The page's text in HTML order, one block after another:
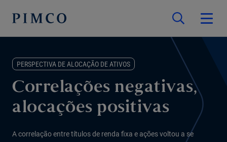
PERSPECTIVA DE ALOCAÇÃO DE ATIVOS
Correlações negativas,
alocações positivas
A correlação entre títulos de renda fixa e ações voltou a se